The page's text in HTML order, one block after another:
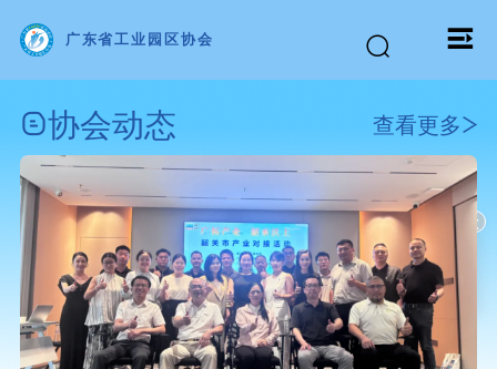
广东省工业园区协会
协会动态 查看更多
x